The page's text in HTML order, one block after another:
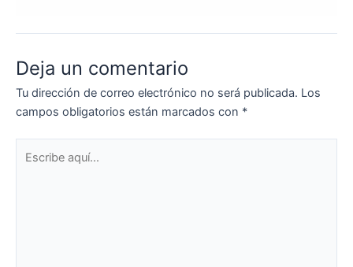
Deja un comentario
Tu dirección de correo electrónico no será publicada. Los
campos obligatorios están marcados con *
aquí...